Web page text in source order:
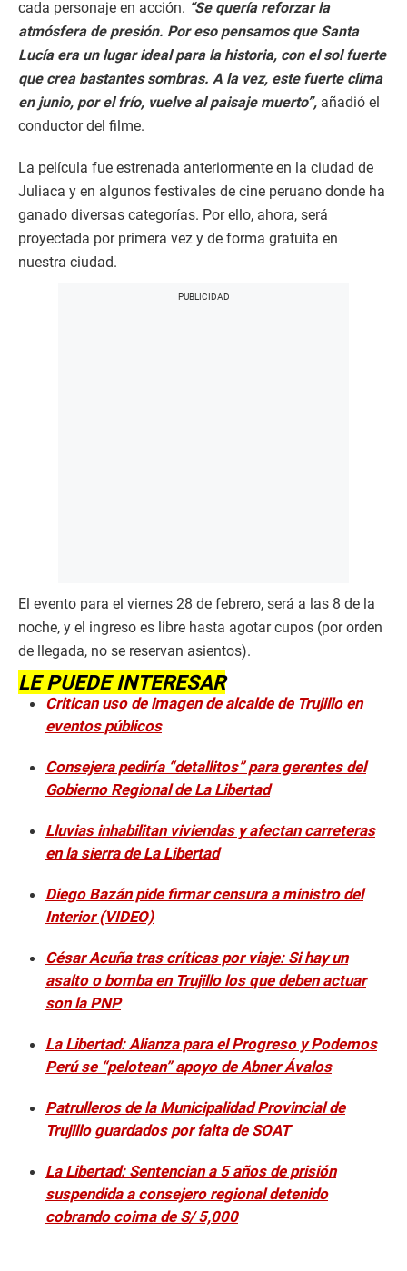
cada personaje en acción. “Se quería reforzar la
atmósfera de presión. Por eso pensamos que Santa
Lucía era un lugar ideal para la historia, con el sol fuerte
que crea bastantes sombras. A la vez, este fuerte clima
en junio, por el frío, vuelve al paisaje muerto”, añadió el
conductor del filme.
La película fue estrenada anteriormente en la ciudad de
Juliaca y en algunos festivales de cine peruano donde ha
ganado diversas categorías. Por ello, ahora, será
proyectada por primera vez y de forma gratuita en
nuestra ciudad.
El evento para el viernes 28 de febrero, será a las 8 de la
noche, y el ingreso es libre hasta agotar cupos (por orden
de llegada, no se reservan asientos).
LE PUEDE INTERESAR
Critican uso de imagen de alcalde de Trujillo en
eventos públicos
Consejera pediría “detallitos” para gerentes del
Gobierno Regional de La Libertad
Lluvias inhabilitan viviendas y afectan carreteras
en la sierra de La Libertad
Diego Bazán pide firmar censura a ministro del
Interior (VIDEO)
César Acuña tras críticas por viaje: Si hay un
asalto o bomba en Trujillo los que deben actuar
son la PNP
La Libertad: Alianza para el Progreso y Podemos
Perú se “pelotean” apoyo de Abner Ávalos
Patrulleros de la Municipalidad Provincial de
Trujillo guardados por falta de SOAT
La Libertad: Sentencian a 5 años de prisión
suspendida a consejero regional detenido
cobrando coima de S/ 5,000